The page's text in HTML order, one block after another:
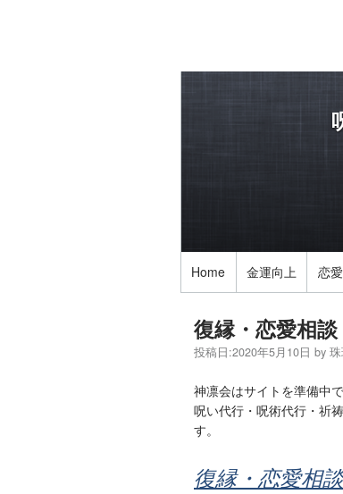
Home 金運向上 恋
復縁・恋愛相談
投稿日:2020年5月10日 by
神凛会はサイトを準備中で
呪い代行・呪術代行・祈
す。
復縁・恋愛相